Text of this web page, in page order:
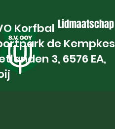
Lidmaatschap
Korfbal
de Kempkes
3, 6576 EA,